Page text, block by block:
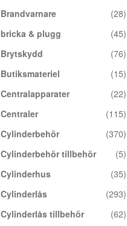
Brandvarnare
(28)
bricka & plugg
(45)
Brytskydd
(76)
Butiksmateriel
(15)
Centralapparater
(22)
Centraler
(115)
Cylinderbehör
(370)
Cylinderbehör tillbehör
(5)
Cylinderhus
(35)
Cylinderlås
(293)
Cylinderlås tillbehör
(62)